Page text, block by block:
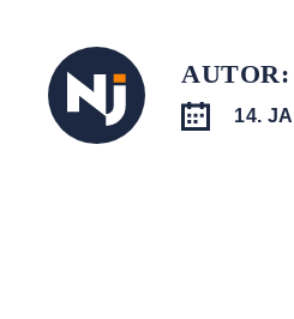
AUTOR:
14.